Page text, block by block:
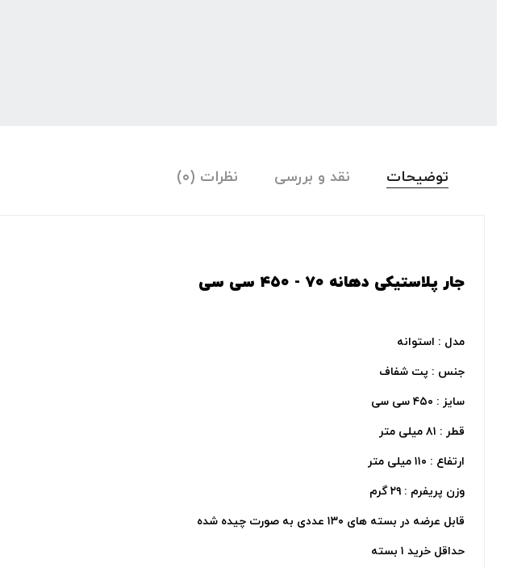
توضیحات نقد و بررسی نظرات (۰)
جار پلاستیکی دهانه ۷۰ - ۴۵۰ سی سی
مدل : استوانه
جنس : پت شفاف
سایز : ۴۵۰ سی سی
قطر : ۸۱ میلی متر
ارتفاع : ۱۱۰ میلی متر
وزن پریفرم : ۲۹ گرم
قابل عرضه در بسته های ۱۳۰ عددی به صورت چیده شده
حداقل خرید ۱ بسته